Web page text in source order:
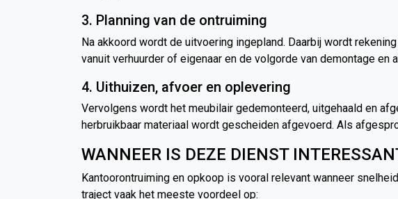
3. Planning van de ontruiming
Na akkoord wordt de uitvoering ingepland. Daarbij wordt
vanuit verhuurder of eigenaar en de volgorde van demontage
4. Uithuizen, afvoer en oplevering
Vervolgens wordt het meubilair gedemonteerd, uitgehaald en
herbruikbaar materiaal wordt gescheiden afgevoerd. Als
WANNEER IS DEZE DIENST
Kantoorontruiming en opkoop is vooral relevant wanneer
traject vaak het meeste voordeel op: